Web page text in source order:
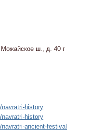
ш., д. 40 г
history
history
ancient-festival